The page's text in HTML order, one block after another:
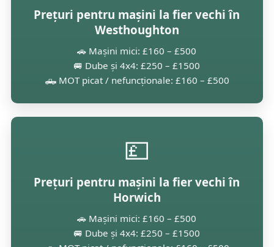
Prețuri pentru mașini la fier vechi în
Westhoughton
🚗 Mașini mici: £160 – £500
🚐 Dube și 4x4: £250 – £1500
🛻 MOT picat / nefuncționale: £160 – £500
💷
Prețuri pentru mașini la fier vechi în
Horwich
🚗 Mașini mici: £160 – £500
🚐 Dube și 4x4: £250 – £1500